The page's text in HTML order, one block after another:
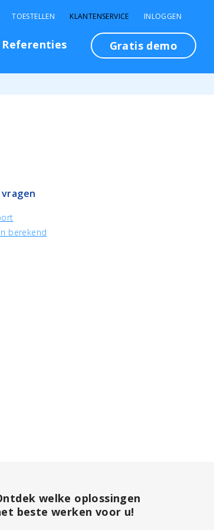
Referenties Gratis demo
TOESTELLEN KLANTENSERVICE INLOGGEN
berekend
welke oplossingen
beste werken voor u!